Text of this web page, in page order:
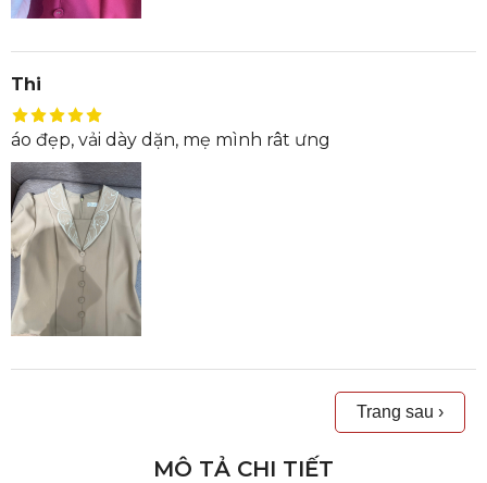
Thi
áo đẹp, vải dày dặn, mẹ mình rât ưng
Trang sau ›
MÔ TẢ CHI TIẾT